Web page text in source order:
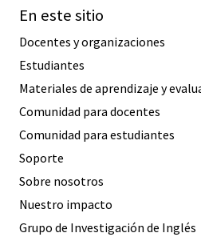
En este sitio
Docentes y organizaciones
Estudiantes
Materiales de aprendizaje y
Comunidad para docentes
Comunidad para estudiantes
Soporte
Sobre nosotros
Nuestro impacto
Grupo de Investigación de Inglés